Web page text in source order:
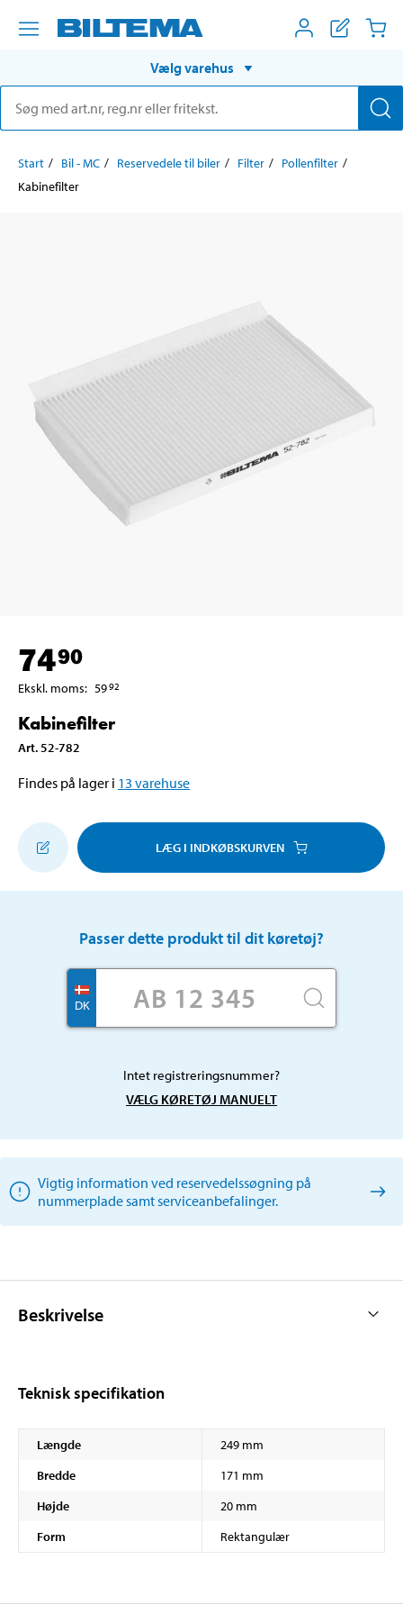
Vælg varehus
Start Bil - MC Reservedele til biler Filter
Pollenfilter
Kabinefilter
7490
Ekskl. moms: 5992
Kabinefilter
Art. 52-782
Findes på lager i 13 varehuse
LÆG I INDKØBSKURVEN
Passer dette produkt til dit køretøj?
DK
Intet registreringsnummer?
VÆLG KØRETØJ MANUELT
Vigtig information ved reservedelssøgning på
nummerplade samt serviceanbefalinger.
Beskrivelse
Teknisk specifikation
Længde
249 mm
Bredde
171 mm
Højde
20 mm
Form
Rektangulær